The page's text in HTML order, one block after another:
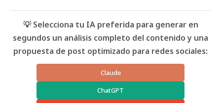
💡 Selecciona tu IA preferida para generar en
segundos un análisis completo del contenido y una
propuesta de post optimizado para redes sociales:
Claude
ChatGPT